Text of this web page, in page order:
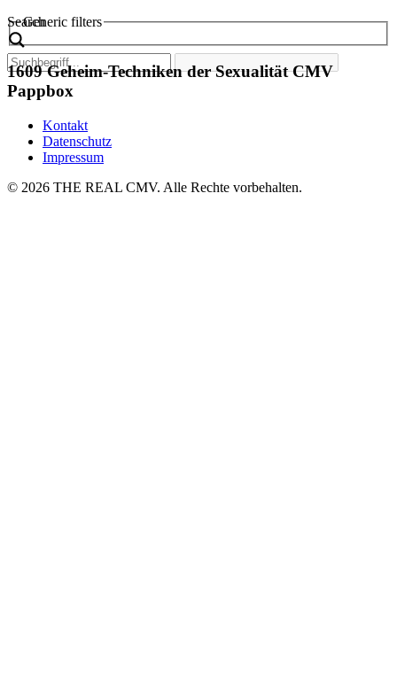
Search
Generic filters
1609 Geheim-Techniken der Sexualität CMV
Pappbox
Kontakt
Datenschutz
Impressum
© 2026 THE REAL CMV. Alle Rechte vorbehalten.